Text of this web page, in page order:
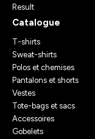
Result
Catalogue
T-shirts
Sweat-shirts
Polos et chemises
Pantalons et shorts
Vestes
Tote-bags et sacs
Accessoires
Gobelets